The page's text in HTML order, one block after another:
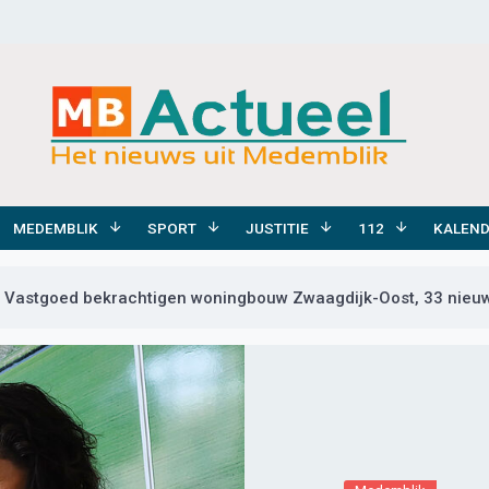
MEDEMBLIK SPORT JUSTITIE 112
bekrachtigen woningbouw Zwaagdijk-Oost, 33